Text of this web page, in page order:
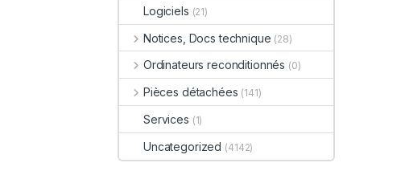
Logiciels (21)
Notices, Docs technique (28)
Ordinateurs reconditionnés (0)
Pièces détachées (141)
Services (1)
Uncategorized (4142)